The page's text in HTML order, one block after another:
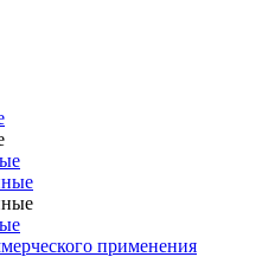
применения